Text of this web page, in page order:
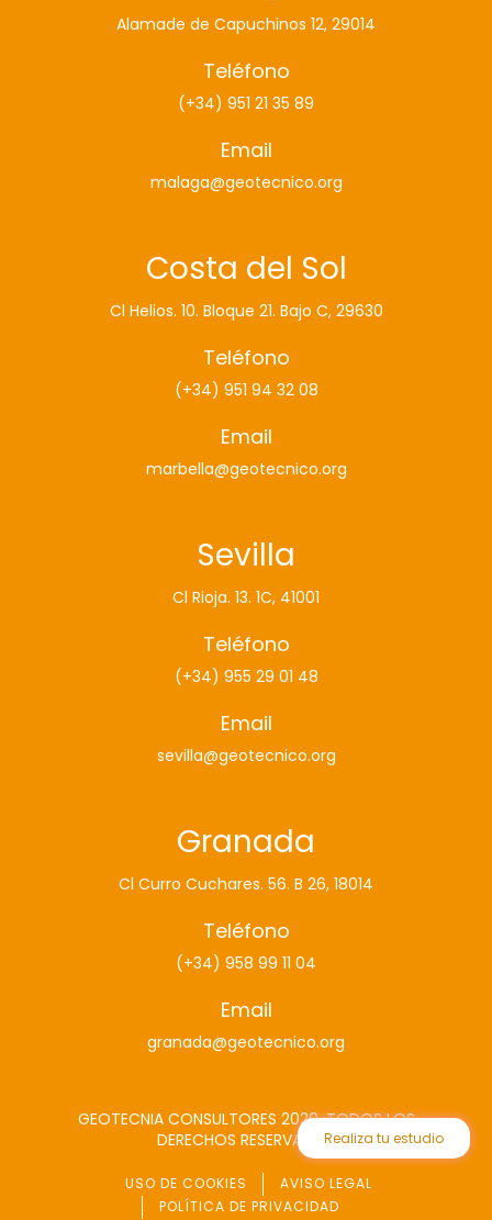
Alamade de Capuchinos 12, 29014
Teléfono
(+34) 951 21 35 89
Email
malaga@geotecnico.org
Costa del Sol
Cl Helios. 10. Bloque 21. Bajo C, 29630
Teléfono
(+34) 951 94 32 08
Email
marbella@geotecnico.org
Sevilla
Cl Rioja. 13. 1C, 41001
Teléfono
(+34) 955 29 01 48
Email
sevilla@geotecnico.org
Granada
Cl Curro Cuchares. 56. B 26, 18014
Teléfono
(+34) 958 99 11 04
Email
granada@geotecnico.org
GEOTECNIA CONSULTORES 2020. TODOS LOS
DERECHOS RESERVADOS
USO DE COOKIES
AVISO LEGAL
POLÍTICA DE PRIVACIDAD
Realiza tu estudio